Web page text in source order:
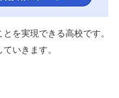
を実現できる高校です。
いきます。